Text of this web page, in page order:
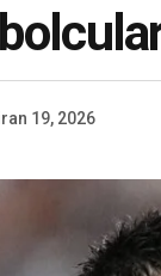
19, 2026